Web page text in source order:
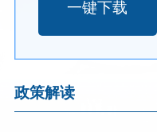
一键下载
政策解读